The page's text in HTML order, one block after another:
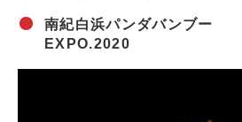
南紀白浜パンダバンブー
EXPO.2020